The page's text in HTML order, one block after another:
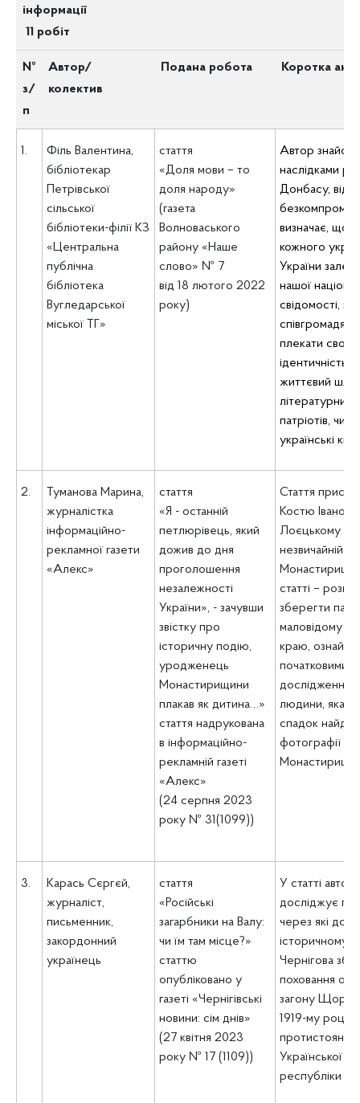
інформації
11 робіт
№
з/
п
Автор/
колектив
Подана робота Коротка
1.
Філь Валентина,
бібліотекар
Петрівської
сільської
бібліотеки-філії КЗ
«Центральна
публічна
бібліотека
Вугледарської
міської ТГ»
стаття
«Доля мови – то
доля народу»
(газета
Волноваського
району «Наше
слово» № 7
від 18 лютого 2022
року)
Автор
наслідками
Донбасу,
визначає, що
кожного
України
нашої
свідомості,
співгромадян
плекати свою
ідентичність,
життєвий
літературний
патріотів,
українські
2.
Туманова Марина,
журналістка
інформаційно-
рекламної газети
«Алекс»
стаття
«Я - останній
петлюрівець, який
дожив до дня
проголошення
незалежності
України», - зачувши
звістку про
історичну подію,
уродженець
Монастирищини
плакав як дитина…»
стаття надрукована
в інформаційно-
рекламній газеті
«Алекс»
(24 серпня 2023
року № 31(1099))
Стаття
Костю
Лоєцькому –
незвичайній
статті –
зберегти
маловідому
краю,
початковими
дослідження
людини, яка
спадок
фотографії
3.
Карась Сєргєй,
журналіст,
письменник,
закордонний
українець
стаття
«Російські
загарбники на Валу:
чи їм там місце?»
статтю
опубліковано у
газеті «Чернігівські
новини: сім днів»
(27 квітня 2023
року № 17 (1109))
У статті автор
досліджує
через які досі
історичному
Чернігова
поховання
загону Щорса,
1919-му році
протистоянні
Української
республіки